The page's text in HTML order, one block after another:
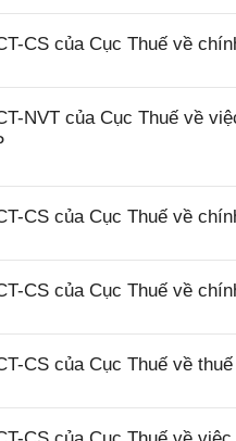
CS của Cục Thuế về
NVT của Cục Thuế về
CS của Cục Thuế về
CS của Cục Thuế về
CS của Cục Thuế về